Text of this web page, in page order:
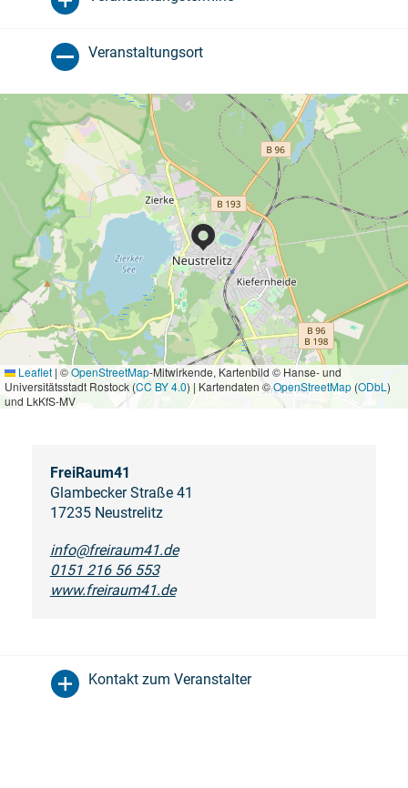
Veranstaltungsort
Leaflet | ©OpenStreetMap-Mitwirkende, Kartenbild © Hanse- und
Universitätsstadt Rostock (CC BY 4.0) | Kartendaten ©OpenStreetMap (ODbL )
und LkKfS-MV
FreiRaum41
Glambecker Straße 41
17235 Neustrelitz
info@freiraum41.de
0151 216 56 553
www.freiraum41.de
Kontakt zum Veranstalter